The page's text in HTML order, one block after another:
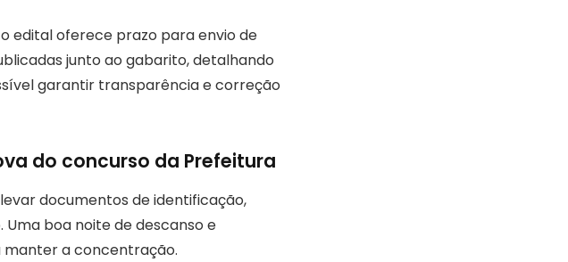
edital oferece prazo para envio de
junto ao gabarito, detalhando
garantir transparência e correção
do concurso da Prefeitura
documentos de identificação,
boa noite de descanso e
a concentração.